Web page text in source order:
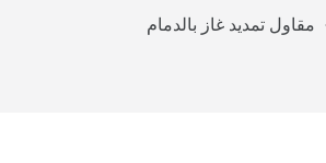
مقاول تمديد غاز بالدمام